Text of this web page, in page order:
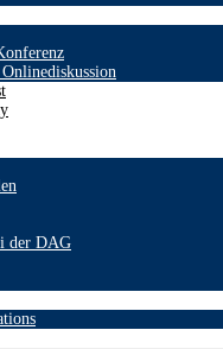
der DAG